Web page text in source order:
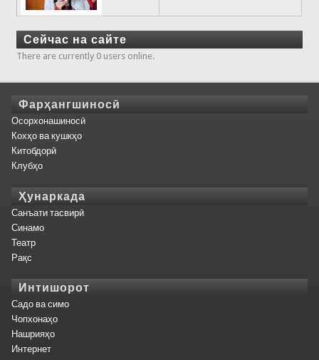
Сейчас на сайте
There are currently 0 users online.
Фарҳангшиносӣ
Осорхонашиносӣ
Кохҳо ва кушкҳо
Китобдорӣ
Клубҳо
Ҳунаркада
Санъати тасвирӣ
Синамо
Театр
Рақс
Интишорот
Садо ва симо
Чопхонаҳо
Нашрияҳо
Интернет